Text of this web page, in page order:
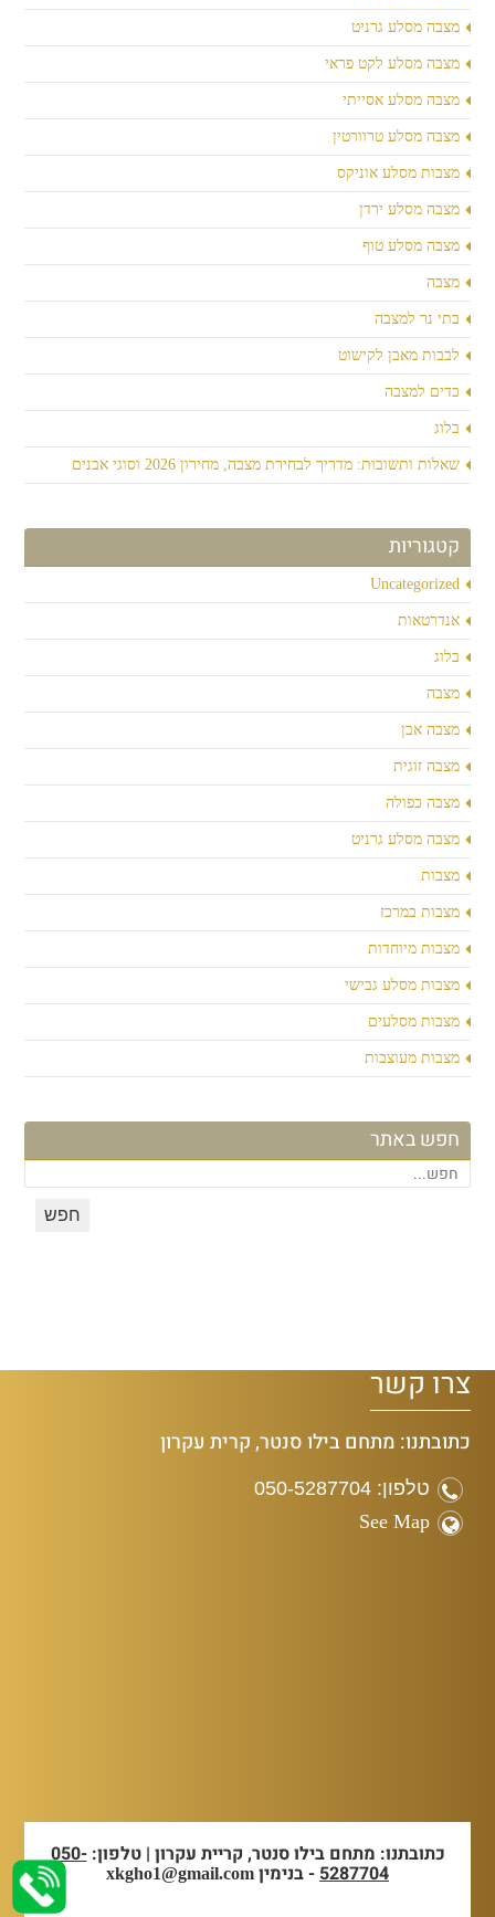
מצבה מסלע גרניט
מצבה מסלע לקט פראי
מצבה מסלע אסייתי
מצבה מסלע טרוורטין
מצבות מסלע אוניקס
מצבה מסלע ירדן
מצבה מסלע טוף
מצבה
בתי נר למצבה
לבבות מאבן לקישוט
כדים למצבה
בלוג
שאלות ותשובות: מדריך לבחירת מצבה, מחירון 2026 וסוגי אבנים
קטגוריות
Uncategorized
אנדרטאות
בלוג
מצבה
מצבה אבן
מצבה זוגית
מצבה כפולה
מצבה מסלע גרניט
מצבות
מצבות במרכז
מצבות מיוחדות
מצבות מסלע גבישי
מצבות מסלעים
מצבות מעוצבות
חפש באתר
צרו קשר
כתובתנו: מתחם בילו סנטר, קרית עקרון
טלפון: 050-5287704
See Map
כתובתנו: מתחם בילו סנטר, קריית עקרון | טלפון:050-
5287704- בנימין xkgho1@gmail.com